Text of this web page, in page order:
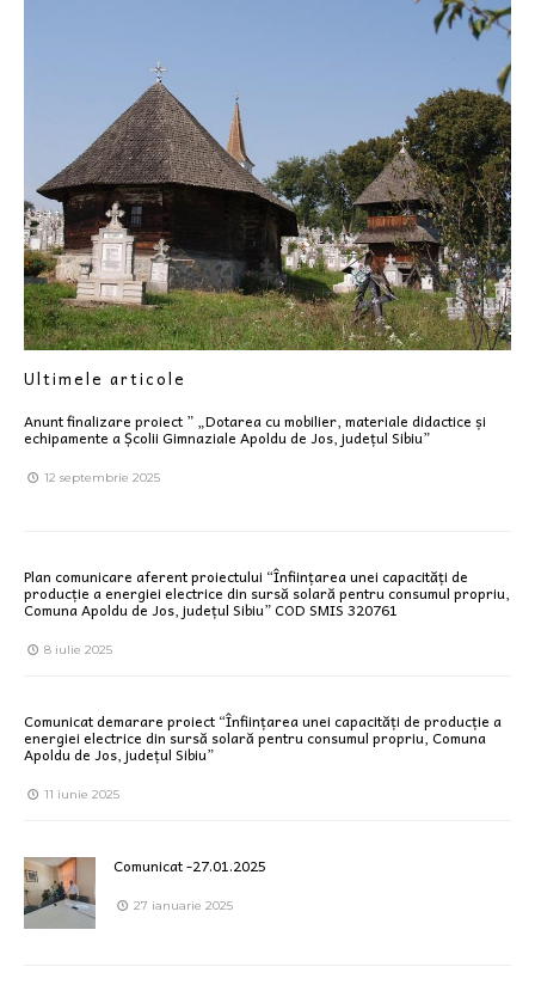
Ultimele articole
Anunt finalizare proiect ” „Dotarea cu mobilier, materiale didactice și
echipamente a Școlii Gimnaziale Apoldu de Jos, județul Sibiu”
12 septembrie 2025
Plan comunicare aferent proiectului “Înființarea unei capacități de
producție a energiei electrice din sursă solară pentru consumul propriu,
Comuna Apoldu de Jos, județul Sibiu” COD SMIS 320761
8 iulie 2025
Comunicat demarare proiect “Înființarea unei capacități de producție a
energiei electrice din sursă solară pentru consumul propriu, Comuna
Apoldu de Jos, județul Sibiu”
11 iunie 2025
Comunicat -27.01.2025
27 ianuarie 2025